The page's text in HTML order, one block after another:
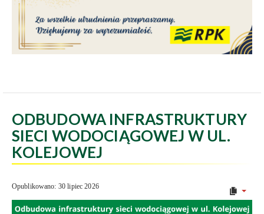
ODBUDOWA INFRASTRUKTURY
SIECI WODOCIĄGOWEJ W UL.
KOLEJOWEJ
Opublikowano: 30 lipiec 2026